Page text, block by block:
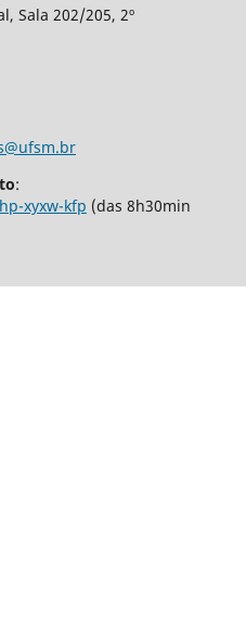
Sala 202/205, 2º
:
xyxw-kfp (das 8h30min